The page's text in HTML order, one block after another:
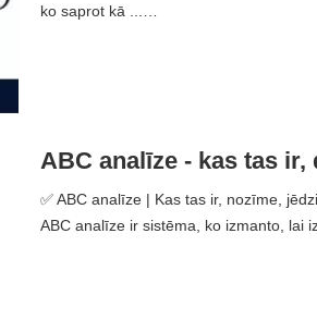
ko saprot kā ...…
ABC analīze - kas tas
✅ ABC analīze | Kas tas ir, nozīme,
ABC analīze ir sistēma, ko izmanto, lai